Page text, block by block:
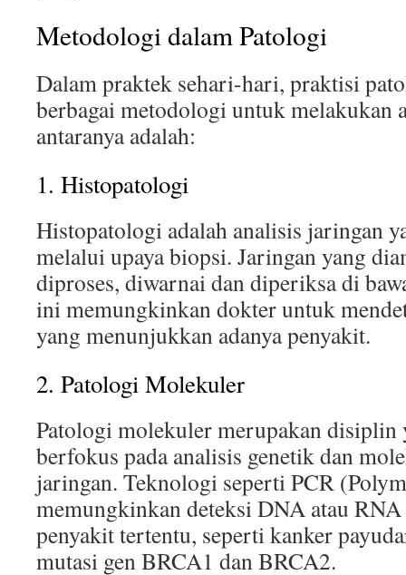
Metodologi dalam Patologi
Dalam praktek sehari-hari, praktisi
berbagai metodologi untuk melakukan
antaranya adalah:
1. Histopatologi
Histopatologi adalah analisis jaringan
melalui upaya biopsi. Jaringan yang
diproses, diwarnai dan diperiksa di
ini memungkinkan dokter untuk
yang menunjukkan adanya penyakit.
2. Patologi Molekuler
Patologi molekuler merupakan disiplin
berfokus pada analisis genetik dan
jaringan. Teknologi seperti PCR
memungkinkan deteksi DNA atau
penyakit tertentu, seperti kanker
mutasi gen BRCA1 dan BRCA2.